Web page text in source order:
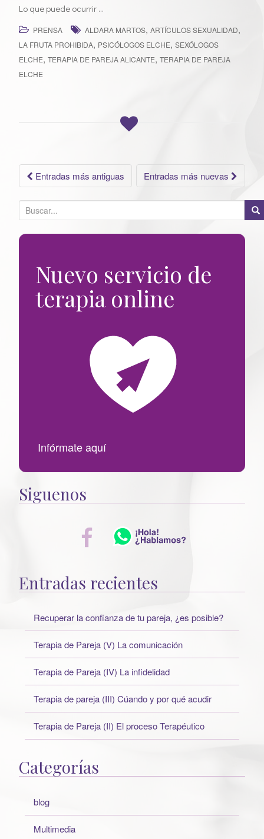
Lo que puede ocurrir …
PRENSA ALDARA MARTOS, ARTÍCULOS SEXUALIDAD,
LA FRUTA PROHIBIDA, PSICÓLOGOS ELCHE, SEXÓLOGOS
ELCHE, TERAPIA DE PAREJA ALICANTE, TERAPIA DE PAREJA
ELCHE
Ir
a
las
entradas
Entradas más antiguas Entradas más nuevas
u
s
Nuevo servicio de
terapia online
Infórmate aquí
Siguenos
Entradas recientes
Recuperar la confianza de tu pareja, ¿es posible?
Terapia de Pareja (V) La comunicación
Terapia de Pareja (IV) La infidelidad
Terapia de pareja (III) Cúando y por qué acudir
Terapia de Pareja (II) El proceso Terapéutico
Categorías
blog
Multimedia